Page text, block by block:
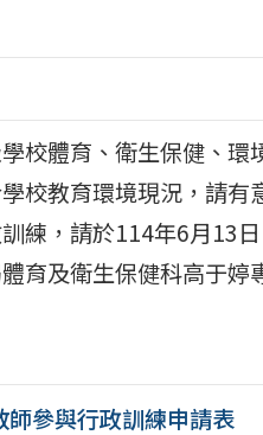
校體育、衛生保健、環
校教育環境現況，請有
練，請於114年6月13
育及衛生保健科高于
參與行政訓練申請表